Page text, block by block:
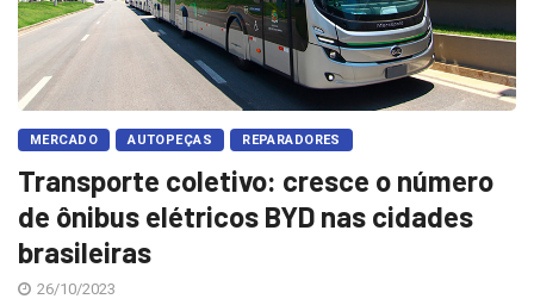
MERCADO AUTOPEÇAS REPARADORES
Transporte coletivo: cresce o número
de ônibus elétricos BYD nas cidades
brasileiras
26/10/2023